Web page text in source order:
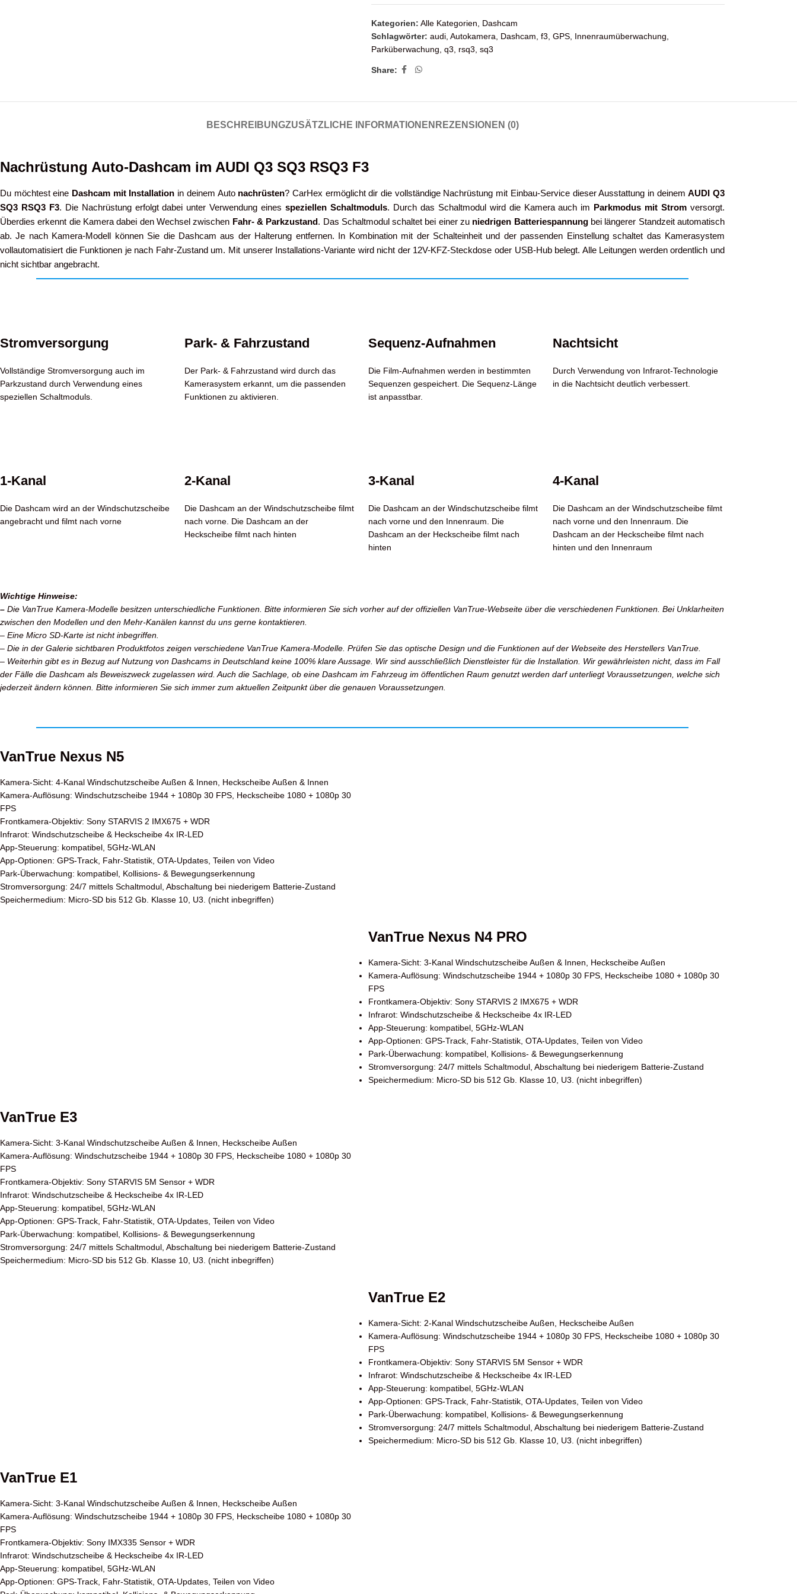
Kategorien: Alle Kategorien
Dashcam
Schlagwörter: audi, Autokamera Dashcam f3 GPS, Innenraumüberwachung
Parküberwachung q3 rsq3 sq3
Share:
BESCHREIBUNGZUSÄTZLICHE INFORMATIONEN REZENSIONEN (0)
Nachrüstung Auto-Dashcam im AUDI Q3 SQ3 RSQ3 F3
Du möchtest eine Dashcam mit Installation in deinem Auto nachrüsten? CarHex ermöglicht dir die vollständige Nachrüstung mit Einbau-Service dieser Ausstattung in deinem AUDI Q3
SQ3 RSQ3 F3. Die Nachrüstung erfolgt dabei unter Verwendung einesspeziellen Schaltmoduls. Durch das Schaltmodul wird die Kamera auch im Parkmodus mit Strom versorgt.
Überdies erkennt die Kamera dabei den Wechsel zwischen Fahr- & Parkzustand. Das Schaltmodul schaltet bei einer zu niedrigen Batteriespannungbei längerer Standzeit automatisch
ab. Je nach Kamera-Modell können Sie die Dashcam aus der Halterung entfernen. In Kombination mit der Schalteinheit und der passenden Einstellung schaltet das Kamerasystem
vollautomatisiert die Funktionen je nach Fahr-Zustand um. Mit unserer Installations-Variante wird nicht der 12V-KFZ-Steckdose oder USB-Hub belegt. Alle Leitungen werden ordentlich und
nicht sichtbar angebracht.
Stromversorgung
Vollständige Stromversorgung auch im
Parkzustand durch Verwendung eines
speziellen Schaltmoduls.
Park- & Fahrzustand
Der Park- & Fahrzustand wird durch das
Kamerasystem erkannt, um die passenden
Funktionen zu aktivieren.
Sequenz-Aufnahmen
Die Film-Aufnahmen werden in bestimmten
Sequenzen gespeichert. Die Sequenz-Länge
ist anpasstbar.
Nachtsicht
Durch Verwendung von Infrarot-Technologie
in die Nachtsicht deutlich verbessert.
1-Kanal
Die Dashcam wird an der Windschutzscheibe
angebracht und filmt nach vorne
2-Kanal
Die Dashcam an der Windschutzscheibe filmt
nach vorne. Die Dashcam an der
Heckscheibe filmt nach hinten
3-Kanal
Die Dashcam an der Windschutzscheibe filmt
nach vorne und den Innenraum. Die
Dashcam an der Heckscheibe filmt nach
hinten
4-Kanal
Die Dashcam an der Windschutzscheibe filmt
nach vorne und den Innenraum. Die
Dashcam an der Heckscheibe filmt nach
hinten und den Innenraum
Wichtige Hinweise:
– Die VanTrue Kamera-Modelle besitzen unterschiedliche Funktionen. Bitte informieren Sie sich vorher auf der offiziellen VanTrue-Webseite über die verschiedenen Funktionen. Bei Unklarheiten
zwischen den Modellen und den Mehr-Kanälen kannst du uns gerne kontaktieren.
– Eine Micro SD-Karte ist nicht inbegriffen.
– Die in der Galerie sichtbaren Produktfotos zeigen verschiedene VanTrue Kamera-Modelle. Prüfen Sie das optische Design und die Funktionen auf der Webseite des Herstellers VanTrue.
– Weiterhin gibt es in Bezug auf Nutzung von Dashcams in Deutschland keine 100% klare Aussage. Wir sind ausschließlich Dienstleister für die Installation. Wir gewährleisten nicht, dass im Fall
der Fälle die Dashcam als Beweiszweck zugelassen wird. Auch die Sachlage, ob eine Dashcam im Fahrzeug im öffentlichen Raum genutzt werden darf unterliegt Voraussetzungen, welche sich
jederzeit ändern können. Bitte informieren Sie sich immer zum aktuellen Zeitpunkt über die genauen Voraussetzungen.
VanTrue Nexus N5
Kamera-Sicht: 4-Kanal Windschutzscheibe Außen & Innen, Heckscheibe Außen & Innen
Kamera-Auflösung: Windschutzscheibe 1944 + 1080p 30 FPS, Heckscheibe 1080 + 1080p 30
FPS
Frontkamera-Objektiv: Sony STARVIS 2 IMX675 + WDR
Infrarot: Windschutzscheibe & Heckscheibe 4x IR-LED
App-Steuerung: kompatibel, 5GHz-WLAN
App-Optionen: GPS-Track, Fahr-Statistik, OTA-Updates, Teilen von Video
Park-Überwachung: kompatibel, Kollisions- & Bewegungserkennung
Stromversorgung: 24/7 mittels Schaltmodul, Abschaltung bei niederigem Batterie-Zustand
Speichermedium: Micro-SD bis 512 Gb. Klasse 10, U3. (nicht inbegriffen)
VanTrue Nexus N4 PRO
Kamera-Sicht: 3-Kanal Windschutzscheibe Außen & Innen, Heckscheibe Außen
Kamera-Auflösung: Windschutzscheibe 1944 + 1080p 30 FPS, Heckscheibe 1080 + 1080p 30
FPS
Frontkamera-Objektiv: Sony STARVIS 2 IMX675 + WDR
Infrarot: Windschutzscheibe & Heckscheibe 4x IR-LED
App-Steuerung: kompatibel, 5GHz-WLAN
App-Optionen: GPS-Track, Fahr-Statistik, OTA-Updates, Teilen von Video
Park-Überwachung: kompatibel, Kollisions- & Bewegungserkennung
Stromversorgung: 24/7 mittels Schaltmodul, Abschaltung bei niederigem Batterie-Zustand
Speichermedium: Micro-SD bis 512 Gb. Klasse 10, U3. (nicht inbegriffen)
VanTrue E3
Kamera-Sicht: 3-Kanal Windschutzscheibe Außen & Innen, Heckscheibe Außen
Kamera-Auflösung: Windschutzscheibe 1944 + 1080p 30 FPS, Heckscheibe 1080 + 1080p 30
FPS
Frontkamera-Objektiv: Sony STARVIS 5M Sensor + WDR
Infrarot: Windschutzscheibe & Heckscheibe 4x IR-LED
App-Steuerung: kompatibel, 5GHz-WLAN
App-Optionen: GPS-Track, Fahr-Statistik, OTA-Updates, Teilen von Video
Park-Überwachung: kompatibel, Kollisions- & Bewegungserkennung
Stromversorgung: 24/7 mittels Schaltmodul, Abschaltung bei niederigem Batterie-Zustand
Speichermedium: Micro-SD bis 512 Gb. Klasse 10, U3. (nicht inbegriffen)
VanTrue E2
Kamera-Sicht: 2-Kanal Windschutzscheibe Außen, Heckscheibe Außen
Kamera-Auflösung: Windschutzscheibe 1944 + 1080p 30 FPS, Heckscheibe 1080 + 1080p 30
FPS
Frontkamera-Objektiv: Sony STARVIS 5M Sensor + WDR
Infrarot: Windschutzscheibe & Heckscheibe 4x IR-LED
App-Steuerung: kompatibel, 5GHz-WLAN
App-Optionen: GPS-Track, Fahr-Statistik, OTA-Updates, Teilen von Video
Park-Überwachung: kompatibel, Kollisions- & Bewegungserkennung
Stromversorgung: 24/7 mittels Schaltmodul, Abschaltung bei niederigem Batterie-Zustand
Speichermedium: Micro-SD bis 512 Gb. Klasse 10, U3. (nicht inbegriffen)
VanTrue E1
Kamera-Sicht: 3-Kanal Windschutzscheibe Außen & Innen, Heckscheibe Außen
Kamera-Auflösung: Windschutzscheibe 1944 + 1080p 30 FPS, Heckscheibe 1080 + 1080p 30
FPS
Frontkamera-Objektiv: Sony IMX335 Sensor + WDR
Infrarot: Windschutzscheibe & Heckscheibe 4x IR-LED
App-Steuerung: kompatibel, 5GHz-WLAN
App-Optionen: GPS-Track, Fahr-Statistik, OTA-Updates, Teilen von Video